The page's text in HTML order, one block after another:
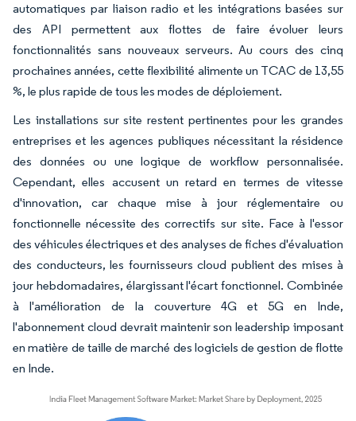
automatiques par liaison radio et les intégrations basées sur
des API permettent aux flottes de faire évoluer leurs
fonctionnalités sans nouveaux serveurs. Au cours des cinq
prochaines années, cette flexibilité alimente un TCAC de 13,55
%, le plus rapide de tous les modes de déploiement.
Les installations sur site restent pertinentes pour les grandes
entreprises et les agences publiques nécessitant la résidence
des données ou une logique de workflow personnalisée.
Cependant, elles accusent un retard en termes de vitesse
d'innovation, car chaque mise à jour réglementaire ou
fonctionnelle nécessite des correctifs sur site. Face à l'essor
des véhicules électriques et des analyses de fiches d'évaluation
des conducteurs, les fournisseurs cloud publient des mises à
jour hebdomadaires, élargissant l'écart fonctionnel. Combinée
à l'amélioration de la couverture 4G et 5G en Inde,
l'abonnement cloud devrait maintenir son leadership imposant
en matière de taille de marché des logiciels de gestion de flotte
en Inde.